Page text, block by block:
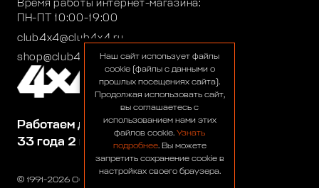
© 1991-2026 ООО «Сервис 4х4»
Работаем для вас:
33 года 2 месяца 22 дня
Время работы интернет-магазина:
ПН-ПТ 10:00-19:00
club4x4@club4x4.ru
shop@club4x4.ruНаш сайт использует файлы
cookie (файлы с данными о
прошлых посещениях сайта).
Продолжая использовать сайт,
вы соглашаетесь с
использованием нами этих
файлов cookie. Узнать
подробнее. Вы можете
запретить сохранение cookie в
настройках своего браузера.